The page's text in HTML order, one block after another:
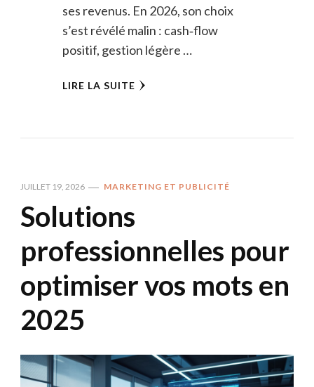
ses revenus. En 2026, son choix
s’est révélé malin : cash‑flow
positif, gestion légère …
LIRE LA SUITE
JUILLET 19, 2026 MARKETING ET PUBLICITÉ
Solutions
professionnelles pour
optimiser vos mots en
2025